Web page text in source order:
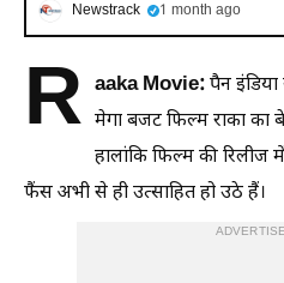
Newstrack 1 month ago
R aaka Movie:पैन
मेगा बजट फिल्म राका का
हालांकि फिल्म की
फैंस अभी से ही उत्साहित हो उठे हैं।